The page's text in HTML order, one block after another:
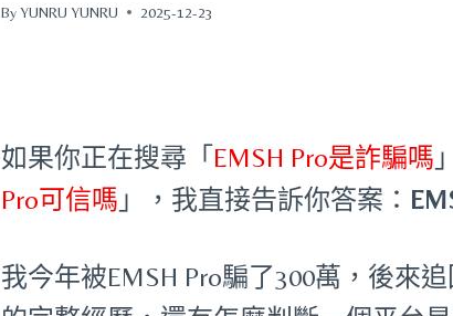
By YUNRU YUNRU 2025-12-23
如果你正在搜尋「 EMSH Pro是詐騙嗎
Pro可信嗎 」，我直接告訴你答案：
我今年被EMSH Pro騙了300萬，後來